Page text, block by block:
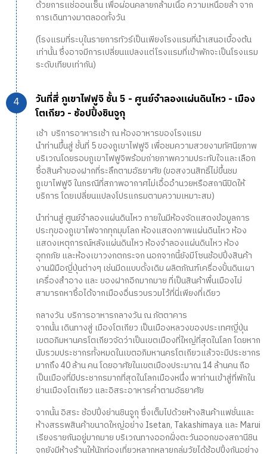
ด้วยการแช่ออนเซ็น เพื่อผ่อนคลายกล้ามเนื้อ ความเหนื่อยล้า จาก
การเดินทางมาตลอดทั้งวัน
(โรงแรมที่ระบุในรายการทัวร์เป็นเพียงโรงแรมที่นำเสนอเบื้องต้น
เท่านั้น ซึ่งอาจมีการเปลี่ยนแปลงแต่โรงแรมที่เข้าพักจะเป็นโรงแรม
ระดับเทียบเท่ากัน)
วันที่สี่ ภูเขาไฟฟูจิ ชั้น 5 - ศูนย์จำลองแผ่นดินไหว - เมือง
โตเกียว - ช้อปปิ้งชินจูกุ
เช้า บริการอาหารเช้า ณ ห้องอาหารของโรงแรม
นำท่านขึ้นสู่ ชั้นที่ 5 ของภูเขาไฟฟูจิ เพื่อชมความสวยงามทัศนียภาพ
บริเวณโดยรอบภูเขาไฟฟูจิพร้อมถ่ายภาพความประทับใจและเลือก
ซื้อสินค้าของฝากที่ระลึกตามอัธยาศัย (ขอสงวนสิทธิ์ไม่ขึ้นชม
ภูเขาไฟฟูจิ ในกรณีที่สภาพอากาศไม่เอื้ออำนวยหรือสถานีปิดให้
บริการ โดยเปลี่ยนแปลงโปรแกรมตามความเหมาะสม)
นำท่านสู่ ศูนย์จำลองแผ่นดินไหว ภายในมีห้องจัดแสดงข้อมูลการ
ประทุของภูเขาไฟจากทุกมุมโลก ห้องแสดงภาพแผ่นดินไหว ห้อง
แสดงเหตุการณ์หลังแผ่นดินไหว ห้องจำลองแผ่นดินไหว ห้อง
อุทกภัย และห้องเขาวงกตกระจก นอกจากนี้ยังมีโซนช้อปปิ้งสินค้า
งานฝีมือญี่ปุ่นต่างๆ เช่นมีดแบบดั้งเดิม ผลิตภัณฑ์เครื่องปั้นดินเผา
เครื่องสำอาง และ ของฝากอีกมากมาย ที่เป็นสินค้าพื้นเมืองไม่
สามารถหาซื้อได้จากเมืองอื่นรวบรวมไว้ที่นี่เพียงที่เดียว
กลางวัน บริการอาหารกลางวัน ณ ภัตตาคาร
จากนั้น เดินทางสู่ เมืองโตเกียว เป็นเมืองหลวงของประเทศญี่ปุ่น
เขตอภิมหานครโตเกียวจัดว่าเป็นเขตเมืองที่ใหญ่ที่สุดในโลก โดยหาก
นับรวมประชากรทั้งหมดในเขตอภิมหานครโตเกียวแล้วจะมีประชากร
มากถึง 40 ล้าน คน โดยอาศัยในเขตเมืองประมาณ 14 ล้านคน ถือ
เป็นเมืองที่มีประชากรมากที่สุดในโลกเมืองหนึ่ง พาท่านเข้าสู่ที่พักใน
ย่านเมืองโตเกียว และอิสระอาหารค่ำตามอัธยาศัย
จากนั้น อิสระ ช้อปปิ้งย่านชินจูกุ ซึ่งเต็มไปด้วยห้างสินค้าแฟชั่นและ
ห้างสรรพสินค้าขนาดใหญ่อย่าง Isetan, Takashimaya และ Marui
เรียงรายกันอยู่มากมาย บริเวณทางออกฝั่งตะวันออกของสถานีชิน
จุกุยังมีห้างร้านให้นักท่องเที่ยวหลากหลายกลุ่มวัยได้ช้อปปิ้งกันอย่าง